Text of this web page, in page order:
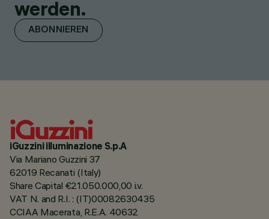
werden.
ABONNIEREN
iGuzzini illuminazione S.p.A
Via Mariano Guzzini 37
62019 Recanati (Italy)
Share Capital €21.050.000,00 i.v.
VAT N. and R.I. : (IT)00082630435
CCIAA Macerata, R.E.A. 40632